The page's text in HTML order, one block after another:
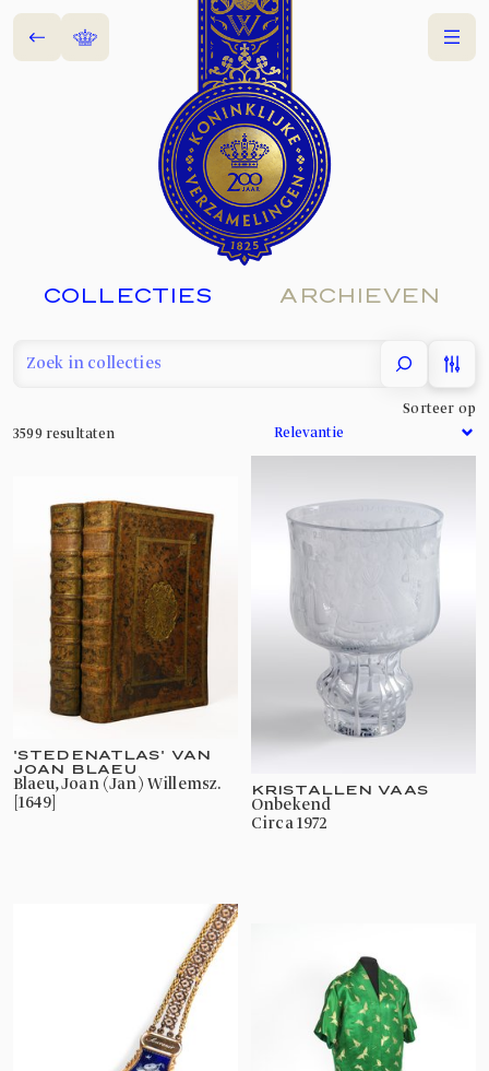
Terug Home Menu
COLLECTIES ARCHIEVEN
filter
3599 resultaten
Sorteer op
'STEDENATLAS' VAN
JOAN BLAEU
Blaeu, Joan (Jan) Willemsz.
[1649]
KRISTALLEN VAAS
onbekend
Circa 1972